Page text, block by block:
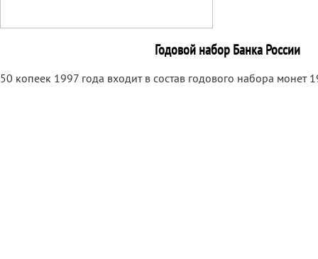
Годовой набор Банка России
50 копеек 1997 года входит в состав годового набора монет